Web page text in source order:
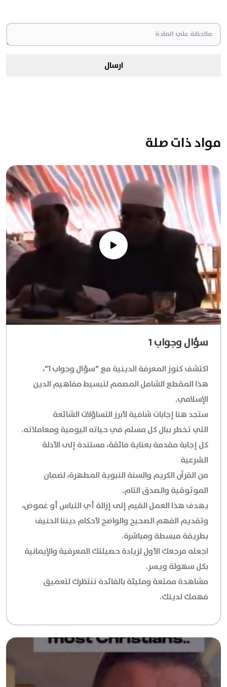
ارسال
مواد ذات صلة
سؤال وجواب 1
اكتشف كنوز المعرفة الدينية مع "سؤال وجواب 1"،
هذا المقطع الشامل المصمم لتبسيط مفاهيم الدين
الإسلامي.
ستجد هنا إجابات شافية لأبرز التساؤلات الشائعة
التي تخطر ببال كل مسلم في حياته اليومية ومعاملاته.
كل إجابة مقدمة بعناية فائقة، مستندة إلى الأدلة
الشرعية
من القرآن الكريم والسنة النبوية المطهرة، لضمان
الموثوقية والصدق التام.
يهدف هذا العمل القيم إلى إزالة أي التباس أو غموض،
وتقديم الفهم الصحيح والواضح لأحكام ديننا الحنيف
بطريقة مبسطة ومباشرة.
اجعله مرجعك الأول لزيادة حصيلتك المعرفية والإيمانية
بكل سهولة ويسر.
مشاهدة ممتعة ومليئة بالفائدة تنتظرك لتعميق
فهمك لدينك.